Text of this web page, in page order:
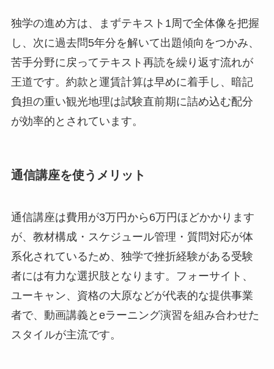
独学の進め方は、まずテキスト1周で全体像を把握
し、次に過去問5年分を解いて出題傾向をつかみ、
苦手分野に戻ってテキスト再読を繰り返す流れが
王道です。約款と運賃計算は早めに着手し、暗記
負担の重い観光地理は試験直前期に詰め込む配分
が効率的とされています。
通信講座を使うメリット
通信講座は費用が3万円から6万円ほどかかります
が、教材構成・スケジュール管理・質問対応が体
系化されているため、独学で挫折経験がある受験
者には有力な選択肢となります。フォーサイト、
ユーキャン、資格の大原などが代表的な提供事業
者で、動画講義とeラーニング演習を組み合わせた
スタイルが主流です。